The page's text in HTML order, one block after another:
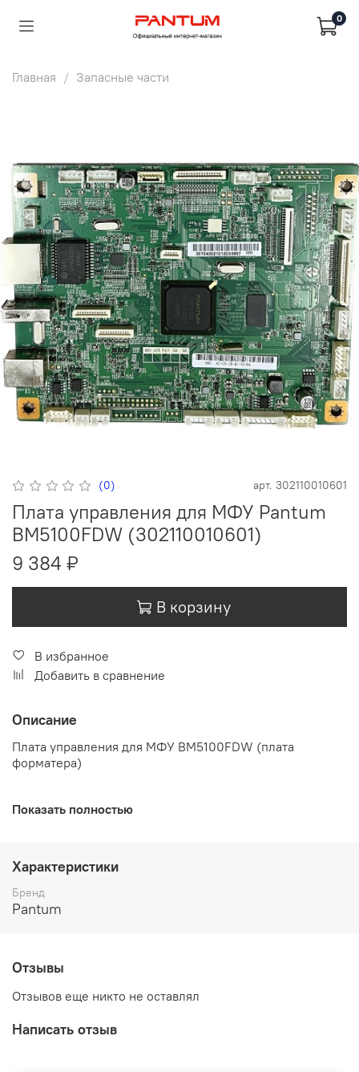
0
Главная Запасные части
(0) арт. 302110010601
Плата управления для МФУ Pantum
BM5100FDW (302110010601)
9 384 ₽
В корзину
В избранное
Добавить в сравнение
Описание
Плата управления для МФУ BM5100FDW (плата
форматера)
Показать полностью
Характеристики
Бренд
Pantum
Отзывы
Отзывов еще никто не оставлял
Написать отзыв